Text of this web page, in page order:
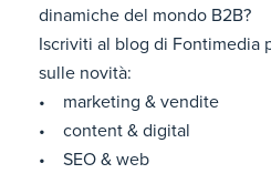
dinamiche del mondo B2B?
Iscriviti al blog di Fontimedia
sulle novità:
• marketing & vendite
• content & digital
• SEO & web